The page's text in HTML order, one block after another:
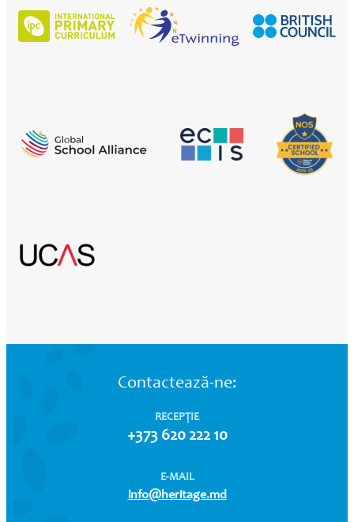
Contactează-ne:
RECEPȚIE
+373 620 222 10
E-MAIL
info@heritage.md